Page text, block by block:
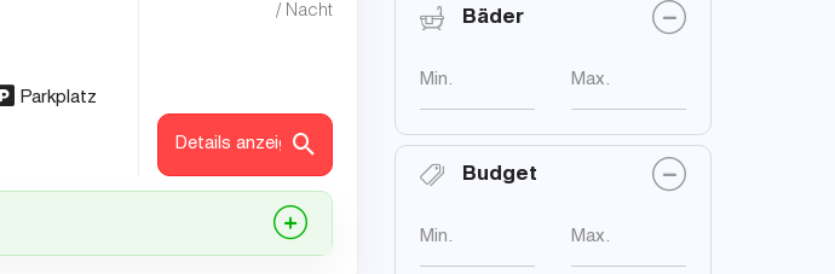
Parkplatz
/ Nacht
Details anzeigen
Bäder
Min. Max.
Budget
Min. Max.